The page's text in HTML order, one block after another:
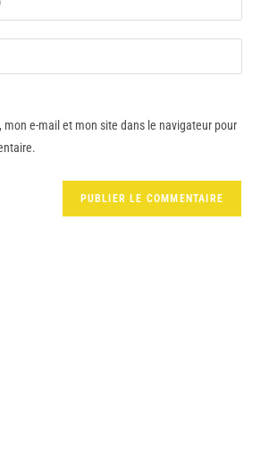
mon e-mail et mon site dans le navigateur pour